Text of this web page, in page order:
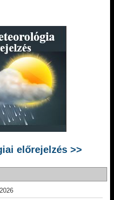
előrejelzés >>